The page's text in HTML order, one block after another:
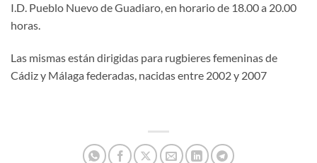
I.D. Pueblo Nuevo de Guadiaro, en horario de 18.00 a 20.00
horas.
Las mismas están dirigidas para rugbieres femeninas de
Cádiz y Málaga federadas, nacidas entre 2002 y 2007